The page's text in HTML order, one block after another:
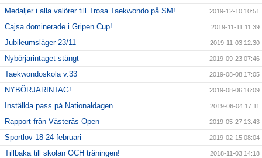
Medaljer i alla valörer till Trosa Taekwondo på SM! 2019-12-10 10:51
Cajsa dominerade i Gripen Cup! 2019-11-11 11:39
Jubileumsläger 23/11 2019-11-03 12:30
Nybörjarintaget stängt 2019-09-23 07:46
Taekwondoskola v.33 2019-08-08 17:05
NYBÖRJARINTAG! 2019-08-06 16:09
Inställda pass på Nationaldagen 2019-06-04 17:11
Rapport från Västerås Open 2019-05-27 13:43
Sportlov 18-24 februari 2019-02-15 08:04
Tillbaka till skolan OCH träningen! 2018-11-03 14:18